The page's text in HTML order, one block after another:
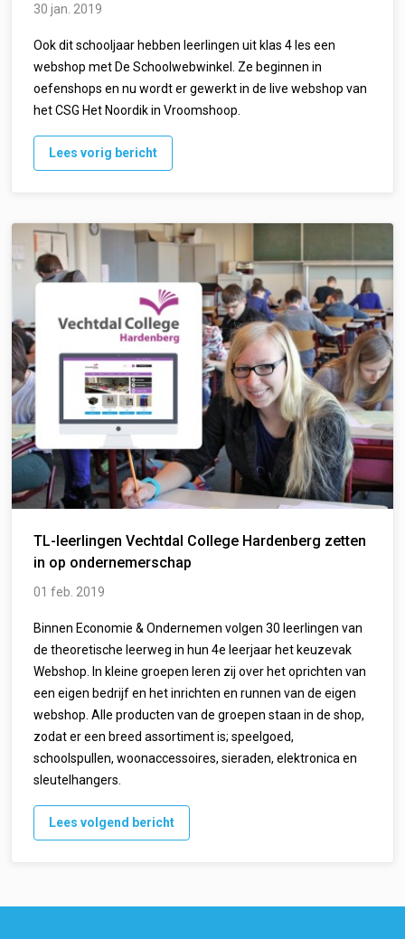
30 jan. 2019
Ook dit schooljaar hebben leerlingen uit klas 4 les een
webshop met De Schoolwebwinkel. Ze beginnen in
oefenshops en nu wordt er gewerkt in de live webshop van
het CSG Het Noordik in Vroomshoop.
Lees vorig bericht
TL-leerlingen Vechtdal College Hardenberg zetten
in op ondernemerschap
01 feb. 2019
Binnen Economie & Ondernemen volgen 30 leerlingen van
de theoretische leerweg in hun 4e leerjaar het keuzevak
Webshop. In kleine groepen leren zij over het oprichten van
een eigen bedrijf en het inrichten en runnen van de eigen
webshop. Alle producten van de groepen staan in de shop,
zodat er een breed assortiment is; speelgoed,
schoolspullen, woonaccessoires, sieraden, elektronica en
sleutelhangers.
Lees volgend bericht